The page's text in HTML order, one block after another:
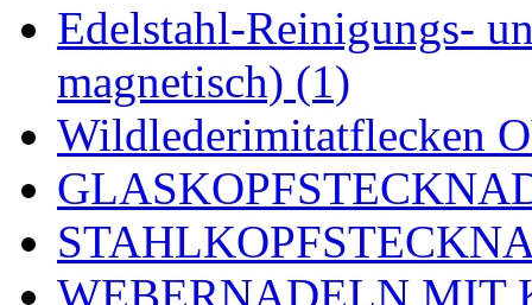
Edelstahl-Reinigungs-
magnetisch) (1)
Wildlederimitatflecken
WEBERNADELN MIT